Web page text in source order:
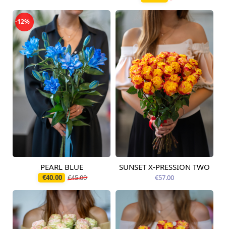
-12%
Pieejams šodien
PEARL BLUE
€40.00 €45.00
Pieejams šodien
SUNSET X-PRESSION TWO
€57.00